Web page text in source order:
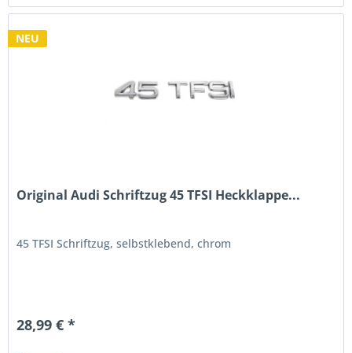
NEU
Original Audi Schriftzug 45 TFSI Heckklappe...
45 TFSI Schriftzug, selbstklebend, chrom
28,99 € *